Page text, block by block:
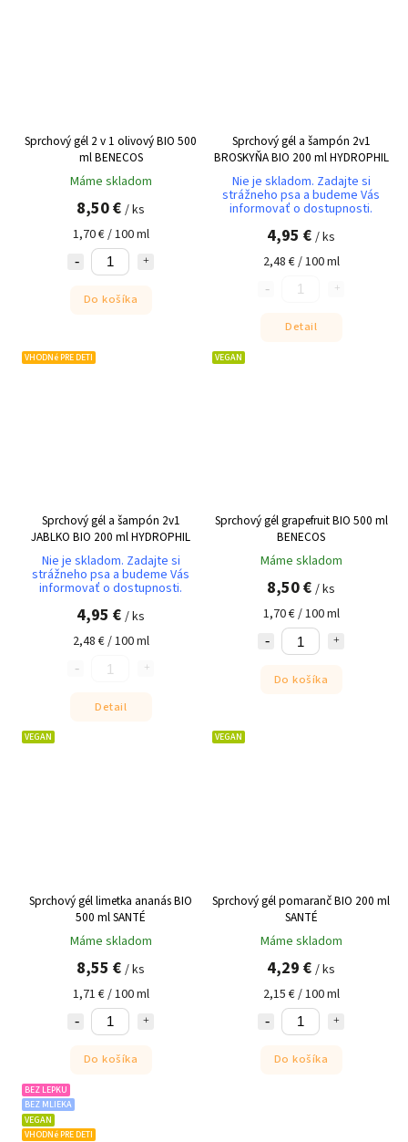
Sprchový gél 2 v 1 olivový BIO 500
ml BENECOS
Máme skladom
8,50 € / ks
1,70 € / 100 ml
Do košíka
Sprchový gél a šampón 2v1
BROSKYŇA BIO 200 ml HYDROPHIL
Nie je skladom. Zadajte si
strážneho psa a budeme Vás
informovať o dostupnosti.
4,95 € / ks
2,48 € / 100 ml
Detail
VHODNé PRE DETI
Sprchový gél a šampón 2v1
JABLKO BIO 200 ml HYDROPHIL
Nie je skladom. Zadajte si
strážneho psa a budeme Vás
informovať o dostupnosti.
4,95 € / ks
2,48 € / 100 ml
Detail
VEGAN
Sprchový gél grapefruit BIO 500 ml
BENECOS
Máme skladom
8,50 € / ks
1,70 € / 100 ml
Do košíka
VEGAN
Sprchový gél limetka ananás BIO
500 ml SANTÉ
Máme skladom
8,55 € / ks
1,71 € / 100 ml
Do košíka
VEGAN
Sprchový gél pomaranč BIO 200 ml
SANTÉ
Máme skladom
4,29 € / ks
2,15 € / 100 ml
Do košíka
BEZ LEPKU
BEZ MLIEKA
VEGAN
VHODNé PRE DETI